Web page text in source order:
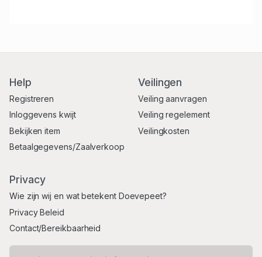
Help
Registreren
Inloggevens kwijt
Bekijken item
Betaalgegevens/Zaalverkoop
Veilingen
Veiling aanvragen
Veiling regelement
Veilingkosten
Privacy
Wie zijn wij en wat betekent Doevepeet?
Privacy Beleid
Contact/Bereikbaarheid